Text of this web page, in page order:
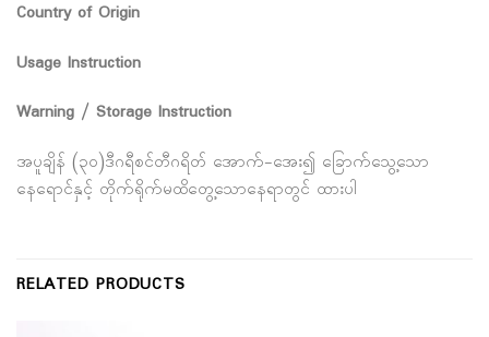
Country of Origin
Usage Instruction
Warning / Storage Instruction
အပူချိန် (၃၀)ဒီဂရီစင်တီဂရိတ် အောက်-အေး၍ ခြောက်သွေ့သော
နေရောင်နှင့် တိုက်ရိုက်မထိတွေ့သောနေရာတွင် ထားပါ
RELATED PRODUCTS